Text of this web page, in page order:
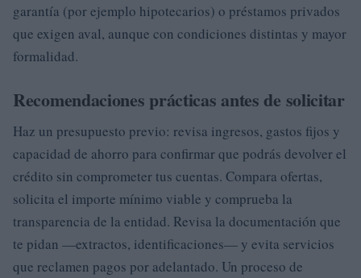
garantía (por ejemplo hipotecarios) o préstamos privados
que exigen aval, aunque con condiciones distintas y mayor
formalidad.
Recomendaciones prácticas antes de solicitar
Haz un presupuesto previo: revisa ingresos, gastos fijos y
capacidad de ahorro para confirmar que podrás devolver el
crédito sin comprometer tus cuentas. Compara ofertas,
solicita el importe mínimo viable y comprueba la
transparencia de la entidad. Revisa la documentación que
te pidan —extractos, identificaciones— y evita servicios
que reclamen pagos por adelantado. Un proceso de